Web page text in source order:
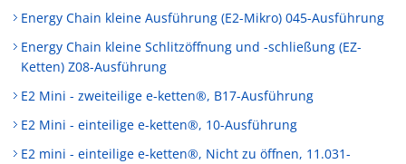
Energy Chain kleine Ausführung (E2-Mikro) 045-Ausführung
Energy Chain kleine Schlitzöffnung und -schließung (EZ-
Ketten) Z08-Ausführung
E2 Mini - zweiteilige e-ketten®, B17-Ausführung
E2 Mini - einteilige e-ketten®, 10-Ausführung
E2 mini - einteilige e-ketten®, Nicht zu öffnen, 11.031-